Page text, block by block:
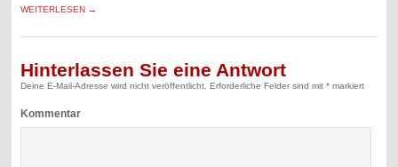
WEITERLESEN →
Hinterlassen Sie eine Antwort
Deine E-Mail-Adresse wird nicht veröffentlicht. Erforderliche Felder sind mit* markiert
Kommentar